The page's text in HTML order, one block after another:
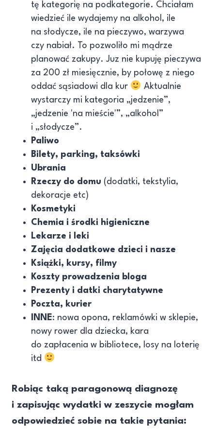
tę kategorię na podkategorie. Chciałam
wiedzieć ile wydajemy na alkohol, ile
na słodycze, ile na pieczywo, warzywa
czy nabiał. To pozwoliło mi mądrze
planować zakupy. Juz nie kupuję pieczywa
za 200 zł miesięcznie, by połowę z niego
oddać sąsiadowi dla kur
Aktualnie
wystarczy mi kategoria „jedzenie”,
„jedzenie 'na mieście'”, „alkohol”
i „słodycze”.
Paliwo
Bilety, parking, taksówki
Ubrania
Rzeczy do domu (dodatki, tekstylia,
dekoracje etc)
Kosmetyki
Chemia i środki higieniczne
Lekarze i leki
Zajęcia dodatkowe dzieci i nasze
Książki, kursy, filmy
Koszty prowadzenia bloga
Prezenty i datki charytatywne
Poczta, kurier
INNE: nowa opona, reklamówki w sklepie,
nowy rower dla dziecka, kara
do zapłacenia w bibliotece, losy na loterię
itd
Robiąc taką paragonową diagnozę
i zapisując wydatki w zeszycie mogłam
odpowiedzieć sobie na takie pytania: